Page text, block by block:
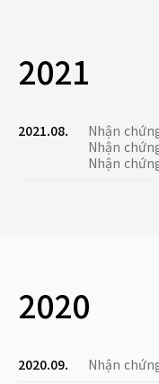
2021
2021.08.
Nhận
Nhận
Nhận
2020
2020.09.
Nhận